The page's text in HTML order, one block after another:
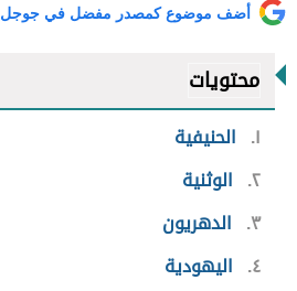
أضف موضوع كمصدر مفضل في جوجل
محتويات
١
الحنيفية
٢ الوثنية
٣
الدهريون
٤
اليهودية